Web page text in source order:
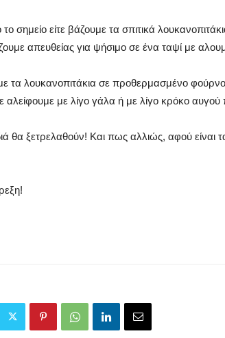
το σημείο είτε βάζουμε τα σπιτικά
απευθείας για ψήσιμο σε ένα ταψί με
τα λουκανοπιτάκια σε προθερμασμένο
αλείφουμε με λίγο γάλα ή με λίγο κρόκο
θα ξετρελαθούν! Και πως αλλιώς, αφού είναι